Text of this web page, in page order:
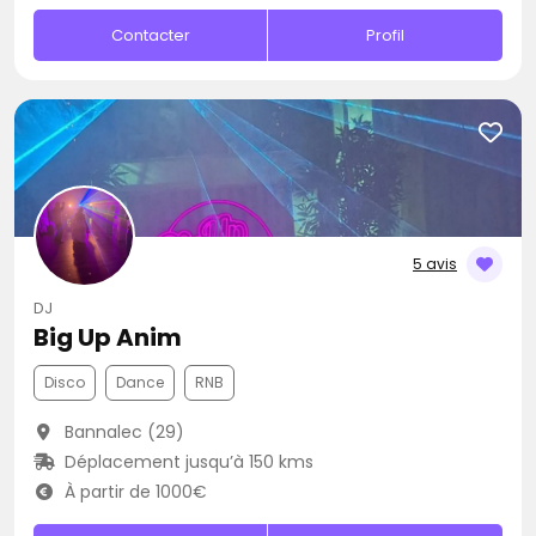
Contacter Profil
5 avis
DJ
Big Up Anim
Disco Dance RNB
Bannalec (29)
Déplacement jusqu’à 150 kms
À partir de 1000€